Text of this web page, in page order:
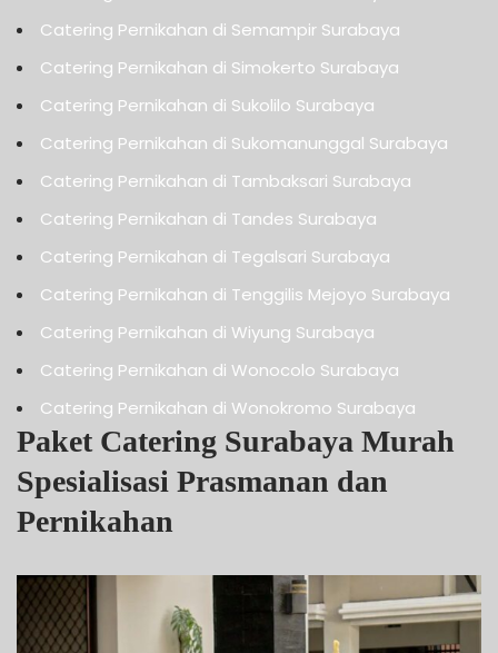
Catering Pernikahan di Semampir Surabaya
Catering Pernikahan di Simokerto Surabaya
Catering Pernikahan di Sukolilo Surabaya
Catering Pernikahan di Sukomanunggal Surabaya
Catering Pernikahan di Tambaksari Surabaya
Catering Pernikahan di Tandes Surabaya
Catering Pernikahan di Tegalsari Surabaya
Catering Pernikahan di Tenggilis Mejoyo Surabaya
Catering Pernikahan di Wiyung Surabaya
Catering Pernikahan di Wonocolo Surabaya
Catering Pernikahan di Wonokromo Surabaya
Paket Catering Surabaya Murah
Spesialisasi Prasmanan dan
Pernikahan